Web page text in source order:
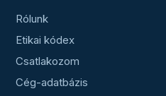
Rólunk
Etikai kódex
Csatlakozom
Cég-adatbázis